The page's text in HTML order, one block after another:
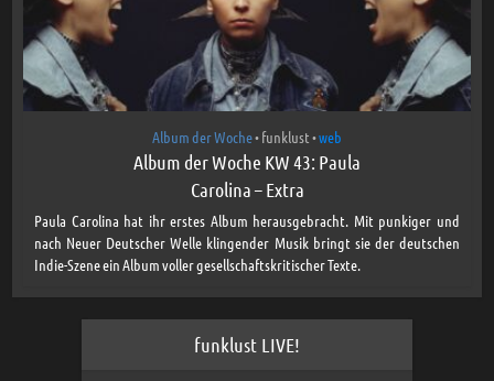
Album der Woche•funklust•web
Album der Woche KW 43: Paula
Carolina – Extra
Paula Carolina hat ihr erstes Album herausgebracht. Mit punkiger und
nach Neuer Deutscher Welle klingender Musik bringt sie der deutschen
Indie-Szene ein Album voller gesellschaftskritischer Texte.
funklust LIVE!